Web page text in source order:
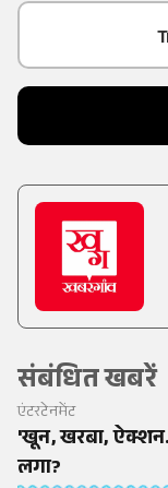
संबंधित खबरें
एंटरटेनमेंट
'खून, खरबा,
लगा?